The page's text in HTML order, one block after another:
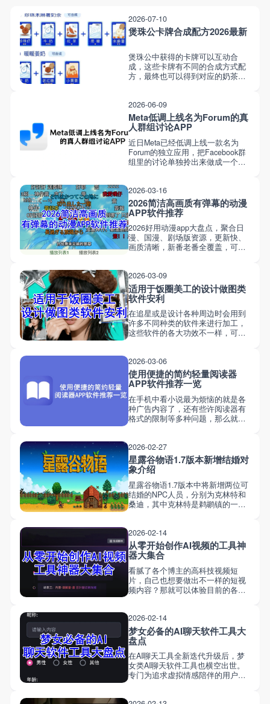
2026-07-10
煲珠公卡牌合成配方2026最新
煲珠公中获得的卡牌可以互动合
成，这些卡牌有不同的合成方式配
方，最终也可以得到对应的奶茶，
来进行参考获取！
2026-06-09
Meta低调上线名为Forum的真
人群组讨论APP
近日Meta已经低调上线一款名为
Forum的独立应用，把Facebook群
组里的讨论单独拎出来做成一个独
看到自己加入的群组、发帖互动，
类似于百度贴吧的软件APP。
2026-03-16
2026简洁高画质有弹幕的动漫
APP软件推荐
2026好用动漫app大盘点，聚合日
漫、国漫、剧场版资源，更新快、
画质清晰，新番老番全覆盖，可直
么环境下都可自由观看，下面为大
家列举介绍这些高质量的看番动漫
APP软件！
2026-03-09
适用于饭圈美工的设计做图类
软件安利
在追星或是设计各种周边时会用到
许多不同种类的软件来进行加工，
这些软件的各大功效不一样，可以
饭圈美工的多种设计软件APP安
利！
2026-03-06
使用便捷的简约轻量阅读器
APP软件推荐一览
在手机中看小说最为烦恼的就是各
种广告内容了，还有些许阅读器有
格式的限制等多种问题，那么就可
读器中即可开启省心阅读，部分软
件无需联网，没有乱七八糟的内
容，能够导入直看，以下为大家推
荐一些简洁好用的阅读APP推荐！
2026-02-27
星露谷物语1.7版本新增结婚对
象介绍
星露谷物语1.7版本中将新增两位可
结婚的NPC人员，分别为克林特和
桑迪，其中克林特是鹈鹕镇的一位
她经营着沙漠中一家叫做绿洲的商
店。玩家需要通过完成金库收集
包、修好巴士，或者通过Joja社区
发展申请书花费40000金币购买“公
共汽车”，才能去沙漠并见到桑迪。
2026-02-14
从零开始创作AI视频的工具神
器大集合
看腻了各个博主的高科技视频短
片，自己也想要做出不一样的短视
频内容？那就可以体验目前的各个
专业技能，零基础也可以一键输出
作品。自己当自己的导演，下方汇
总一些高效AI视频创作神器！
2026-02-14
梦女必备的AI聊天软件工具大
盘点
在AI聊天工具全新迭代升级后，梦
女类AI聊天软件工具也横空出世。
专门为追求虚拟情感陪伴的用户设